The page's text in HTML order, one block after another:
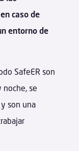
caso de
entorno de
SafeER son
noche, se
son una